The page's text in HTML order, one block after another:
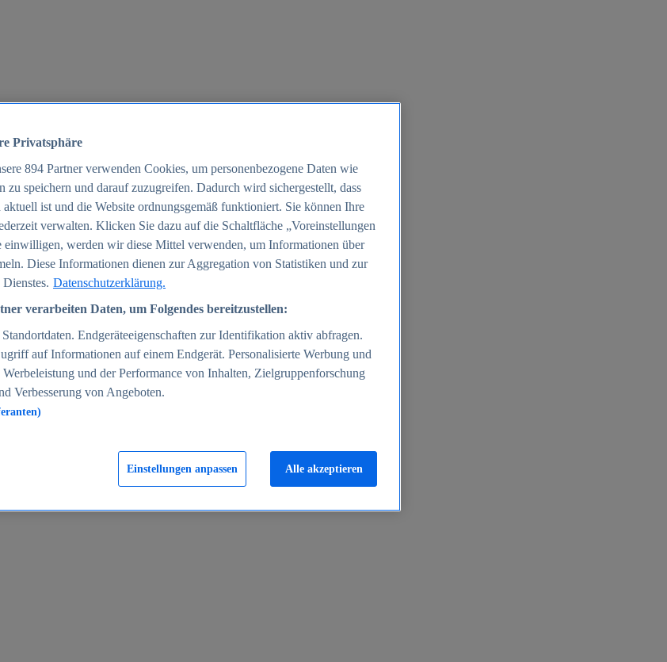
2005-2025
Privatsphäre
894 Partner verwenden Cookies, um personenbezogene Daten wie
zu speichern und darauf zuzugreifen. Dadurch wird sichergestellt, dass
ist und die Website ordnungsgemäß funktioniert. Sie können Ihre
verwalten. Klicken Sie dazu auf die Schaltfläche „Voreinstellungen
einwilligen, werden wir diese Mittel verwenden, um Informationen über
Diese Informationen dienen zur Aggregation von Statistiken und zur
Dienstes. Datenschutzerklärung.
verarbeiten Daten, um Folgendes bereitzustellen:
Endgeräteeigenschaften zur Identifikation aktiv abfragen.
auf Informationen auf einem Endgerät. Personalisierte Werbung und
und der Performance von Inhalten, Zielgruppenforschung
Verbesserung von Angeboten.
Einstellungen anpassen Alle akzeptieren